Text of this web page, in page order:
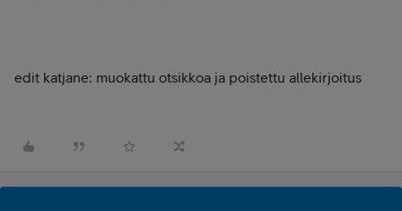
edit katjane: muokattu otsikkoa ja poistettu allekirjoitus